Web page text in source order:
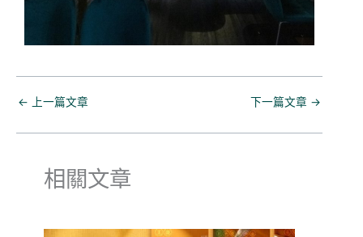
← 上一篇文章 下一篇文章 →
相關文章